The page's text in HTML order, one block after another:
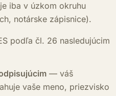
iba v úzkom okruhu
notárske zápisnice).
podľa čl. 26 nasledujúcim
— váš
vaše meno, priezvisko